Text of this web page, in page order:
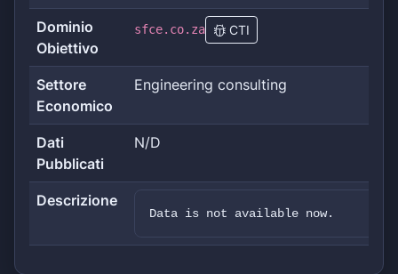
Dominio
Obiettivo
sfce.co.za CTI
Settore
Economico
Engineering consulting
Dati
Pubblicati
N/D
Descrizione
Data is not available now.